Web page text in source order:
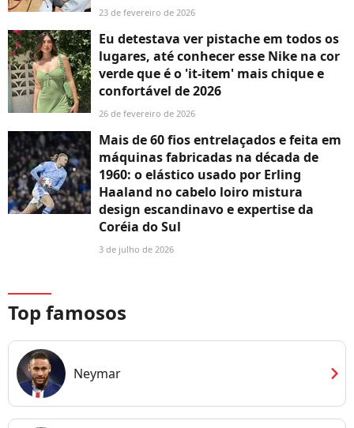
23 de fevereiro de 2026
Eu detestava ver pistache em todos os
lugares, até conhecer esse Nike na cor
verde que é o 'it-item' mais chique e
confortável de 2026
26 de fevereiro de 2026
Mais de 60 fios entrelaçados e feita em
máquinas fabricadas na década de
1960: o elástico usado por Erling
Haaland no cabelo loiro mistura
design escandinavo e expertise da
Coréia do Sul
3 de julho de 2026
Top famosos
Neymar chevron_right